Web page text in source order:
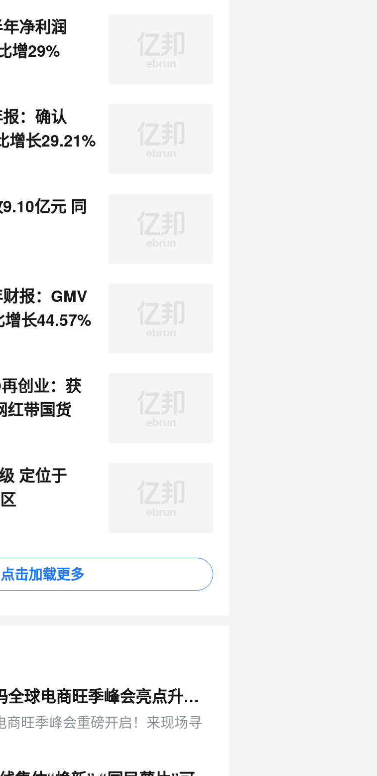
净利润
增29%
：确认
增长29.21%
亿元 同
报：GMV
长44.57%
创业：获
红带国货
定位于
点击加载更多
倒计时7天！沃尔玛全球电商旺季峰会亮点升级！即刻锁定最后席位！
旺季峰会重磅开启！来现场寻